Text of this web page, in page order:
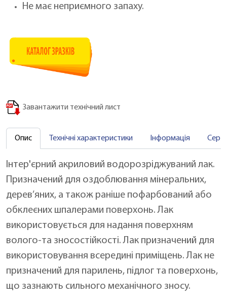
Не має неприємного запаху.
Завантажити технічний лист
Опис Технічні характеристики Інформація
Інтер'єрний акриловий водорозріджуваний лак.
Призначений для оздоблювання мінеральних,
дерев’яних, а також раніше пофарбований або
обклеєних шпалерами поверхонь. Лак
використовується для надання поверхням
волого-та зносостійкості. Лак призначений для
використовування всередині приміщень. Лак не
призначений для парилень, підлог та поверхонь,
що зазнають сильного механічного зносу.